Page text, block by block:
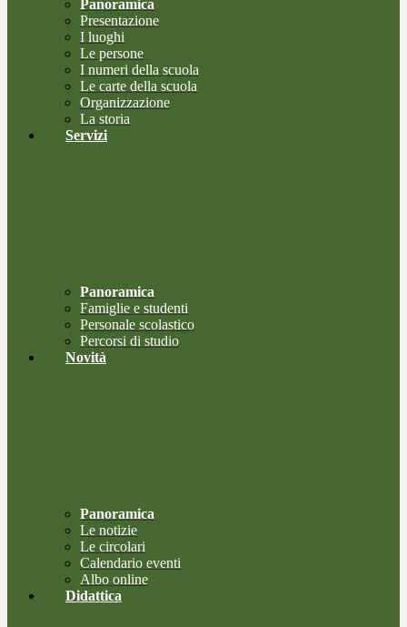
Panoramica
Presentazione
I luoghi
Le persone
I numeri della scuola
Le carte della scuola
Organizzazione
La storia
Servizi
Panoramica
Famiglie e studenti
Personale scolastico
Percorsi di studio
Novità
Panoramica
Le notizie
Le circolari
Calendario eventi
Albo online
Didattica